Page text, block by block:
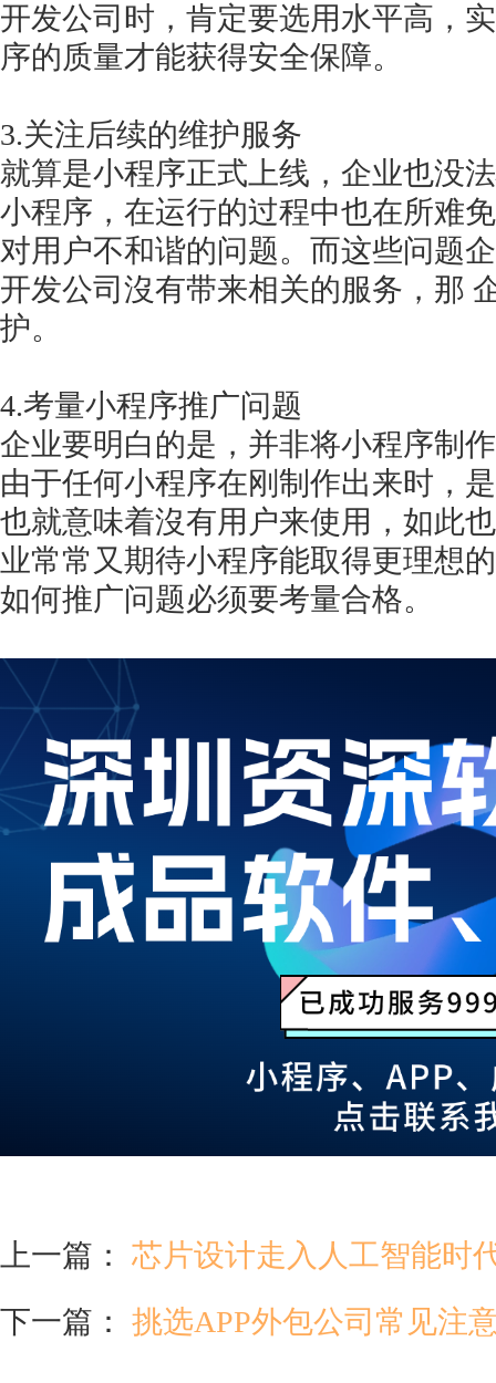
开发公司时，肯定要选用水平高，
序的质量才能获得安全保障。
3.关注后续的维护服务
就算是小程序正式上线，企业也没
小程序，在运行的过程中也在所难
对用户不和谐的问题。而这些问题
开发公司沒有带来相关的服务，那
护。
4.考量小程序推广问题
企业要明白的是，并非将小程序制
由于任何小程序在刚制作出来时，
也就意味着沒有用户来使用，如此
业常常又期待小程序能取得更理想
如何推广问题必须要考量合格。
上一篇： 芯片设计走入人工智能时
下一篇： 挑选APP外包公司常见注